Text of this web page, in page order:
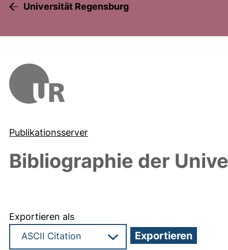
Universität Regensburg
Publikationsserver
Bibliographie der
Exportieren als